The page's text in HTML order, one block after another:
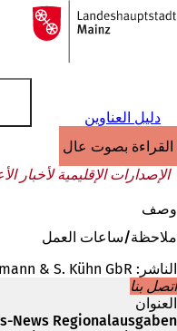
الانتقال إلى المحتوى
إلى
الصفحة
دليل العناوين
القراءة بصوت عالٍ
الإصدارات الإقليمية لأخبار
وصف
ملاحظة/ساعات العمل
الناشر: Reprion Media / B. Wildemann & S. Kühn GbR
اتصل بنا
العنوان
News Regionalausgaben